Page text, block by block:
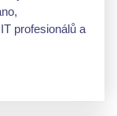
profesionálů a